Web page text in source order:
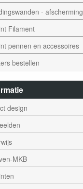
- afscherming
Filament
pennen en accessoires
bestellen
design
MKB